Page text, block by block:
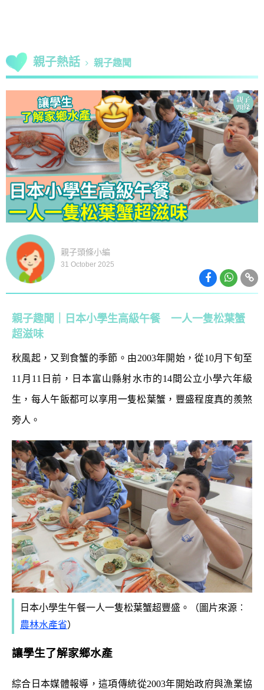
親子熱話 親子趣聞
親子頭條小編
31 October 2025
親子趣聞｜日本小學生高級午餐 一人一隻松葉蟹
超滋味
秋風起，又到食蟹的季節。由2003年開始，從10月下旬至
11月11日前，日本富山縣射水市的14間公立小學六年級
生，每人午飯都可以享用一隻松葉蟹，豐盛程度真的羨煞
旁人。
日本小學生午餐一人一隻松葉蟹超豐盛。（圖片來源︰
農林水產省）
讓學生了解家鄉水產
綜合日本媒體報導，這項傳統從2003年開始政府與漁業協